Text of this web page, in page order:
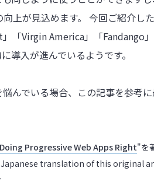
上が見込めます。 今回ご紹介し
Virgin America」「Fandango
導入が進んでいるようです。
んでいる場合、この記事を参考
Progressive Web Apps Right"を
Japanese translation of this original